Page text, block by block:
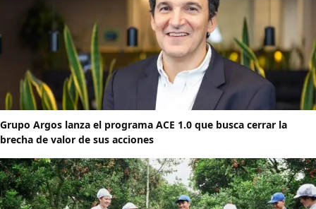
Grupo Argos lanza el programa ACE 1.0 que busca cerrar la
brecha de valor de sus acciones